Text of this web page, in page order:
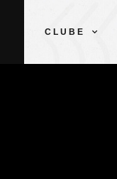
CLUBE